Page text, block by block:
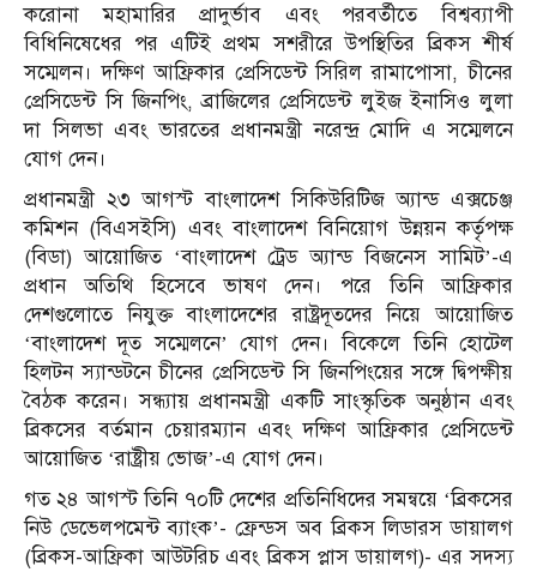
করোনা মহামারির প্রাদুর্ভাব এবং পরবর্তীতে বিশ্বব্যাপী
বিধিনিষেধের পর এটিই প্রথম সশরীরে উপস্থিতির ব্রিকস শীর্ষ
সম্মেলন। দক্ষিণ আফ্রিকার প্রেসিডেন্ট সিরিল রামাপোসা, চীনের
প্রেসিডেন্ট সি জিনপিং, ব্রাজিলের প্রেসিডেন্ট লুইজ ইনাসিও লুলা
দা সিলভা এবং ভারতের প্রধানমন্ত্রী নরেন্দ্র মোদি এ সম্মেলনে
যোগ দেন।
প্রধানমন্ত্রী ২৩ আগস্ট বাংলাদেশ সিকিউরিটিজ অ্যান্ড এক্সচেঞ্জ
কমিশন (বিএসইসি) এবং বাংলাদেশ বিনিয়োগ উন্নয়ন কর্তৃপক্ষ
(বিডা) আয়োজিত ‘বাংলাদেশ ট্রেড অ্যান্ড বিজনেস সামিট’-এ
প্রধান অতিথি হিসেবে ভাষণ দেন। পরে তিনি আফ্রিকার
দেশগুলোতে নিযুক্ত বাংলাদেশের রাষ্ট্রদূতদের নিয়ে আয়োজিত
‘বাংলাদেশ দূত সম্মেলনে’ যোগ দেন। বিকেলে তিনি হোটেল
হিলটন স্যান্ডটনে চীনের প্রেসিডেন্ট সি জিনপিংয়ের সঙ্গে দ্বিপক্ষীয়
বৈঠক করেন। সন্ধ্যায় প্রধানমন্ত্রী একটি সাংস্কৃতিক অনুষ্ঠান এবং
ব্রিকসের বর্তমান চেয়ারম্যান এবং দক্ষিণ আফ্রিকার প্রেসিডেন্ট
আয়োজিত ‘রাষ্ট্রীয় ভোজ’-এ যোগ দেন।
গত ২৪ আগস্ট তিনি ৭০টি দেশের প্রতিনিধিদের সমন্বয়ে ‘ব্রিকসের
নিউ ডেভেলপমেন্ট ব্যাংক’- ফ্রেন্ডস অব ব্রিকস লিডারস ডায়ালগ
(ব্রিকস-আফ্রিকা আউটরিচ এবং ব্রিকস প্লাস ডায়ালগ)- এর সদস্য